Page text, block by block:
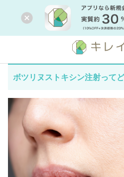
ボツリヌストキシン注射って